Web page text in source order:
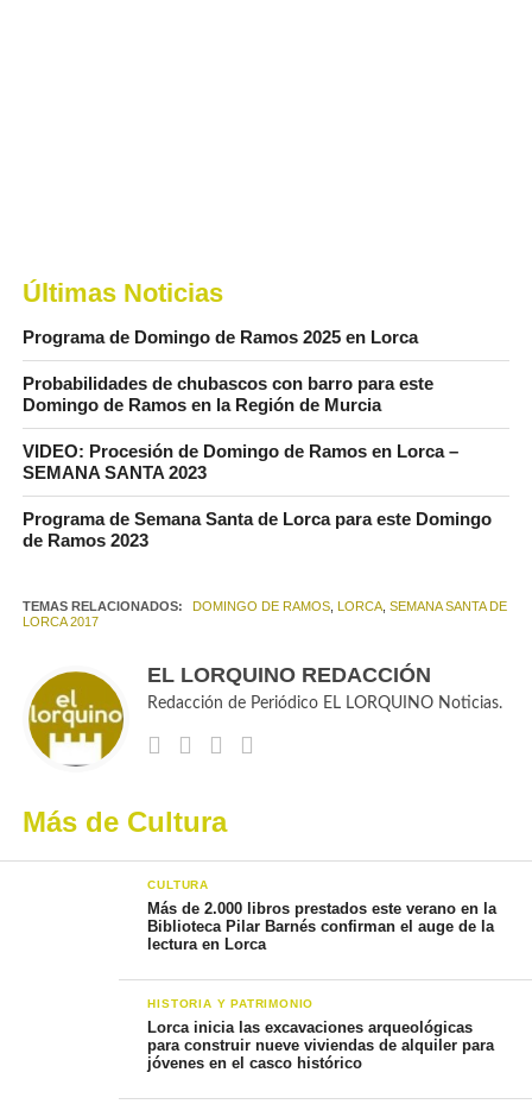
Últimas Noticias
Programa de Domingo de Ramos 2025 en Lorca
Probabilidades de chubascos con barro para este
Domingo de Ramos en la Región de Murcia
VIDEO: Procesión de Domingo de Ramos en Lorca –
SEMANA SANTA 2023
Programa de Semana Santa de Lorca para este Domingo
de Ramos 2023
TEMAS RELACIONADOS: DOMINGO DE RAMOS, LORCA, SEMANA SANTA DE
LORCA 2017
EL LORQUINO REDACCIÓN
Redacción de Periódico EL LORQUINO Noticias.
Más de Cultura
CULTURA
Más de 2.000 libros prestados este verano en la
Biblioteca Pilar Barnés confirman el auge de la
lectura en Lorca
HISTORIA Y PATRIMONIO
Lorca inicia las excavaciones arqueológicas
para construir nueve viviendas de alquiler para
jóvenes en el casco histórico